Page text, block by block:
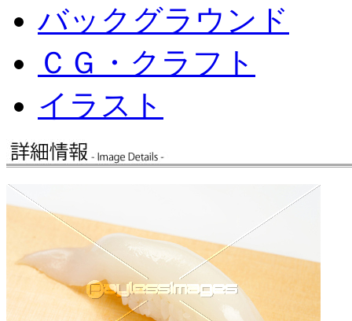
バックグラウンド
ＣＧ・クラフト
イラスト